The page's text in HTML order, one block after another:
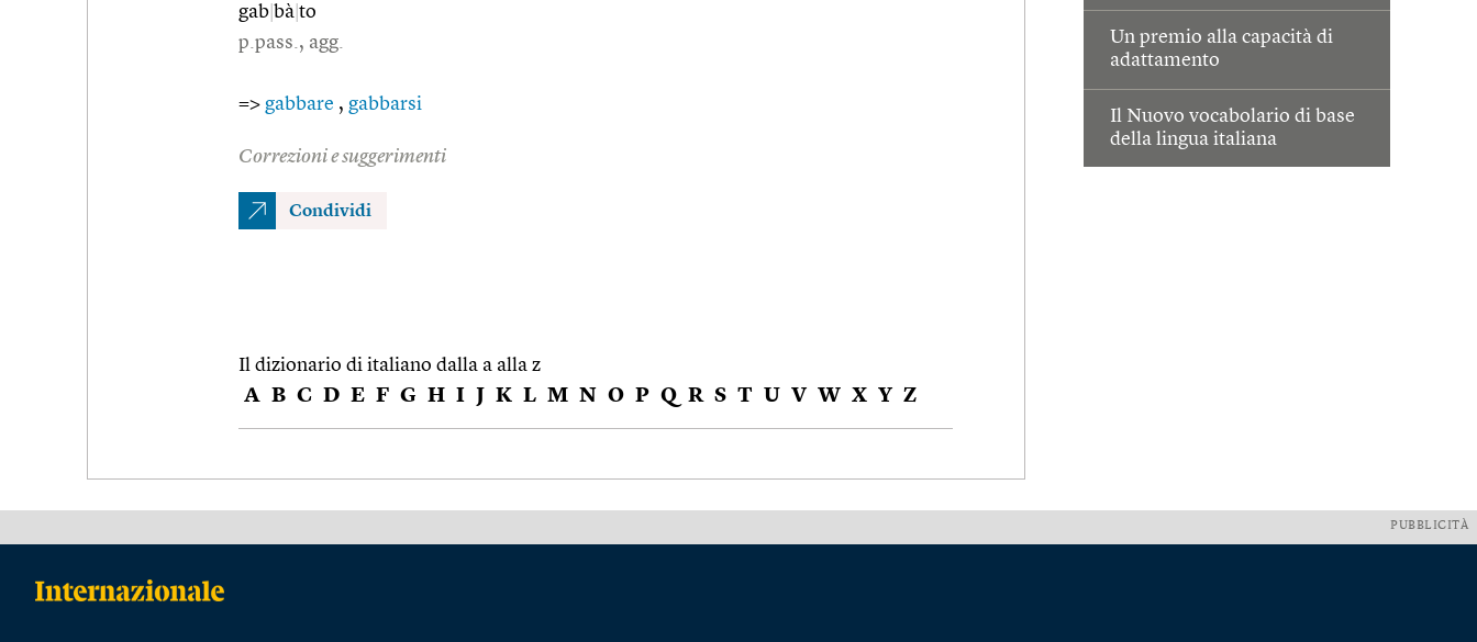
Un premio alla capacità di
adattamento
Il Nuovo vocabolario di base
della lingua italiana
gab bà to
p.pass., agg.
=> gabbare , gabbarsi
Correzioni e suggerimenti
Condividi
Il dizionario di italiano dalla a alla z
A B C D E F G H I J K L M N O P Q R S T U V W X Y Z
PUBBLICITÀ